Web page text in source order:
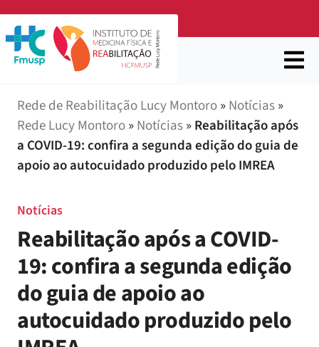
Rede de Reabilitação Lucy Montoro»Notícias»
Rede Lucy Montoro»Notícias»Reabilitação após
a COVID-19: confira a segunda edição do guia de
apoio ao autocuidado produzido pelo IMREA
Notícias
Reabilitação após a COVID-
19: confira a segunda edição
do guia de apoio ao
autocuidado produzido pelo